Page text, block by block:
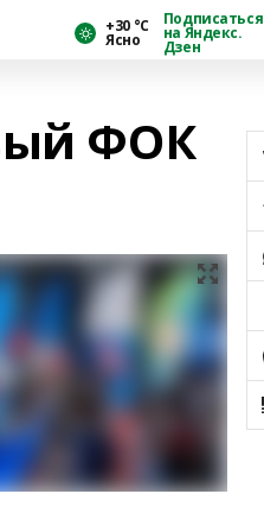
+30 °С
Ясно
Подписаться
на Яндекс.
Дзен
ФОК